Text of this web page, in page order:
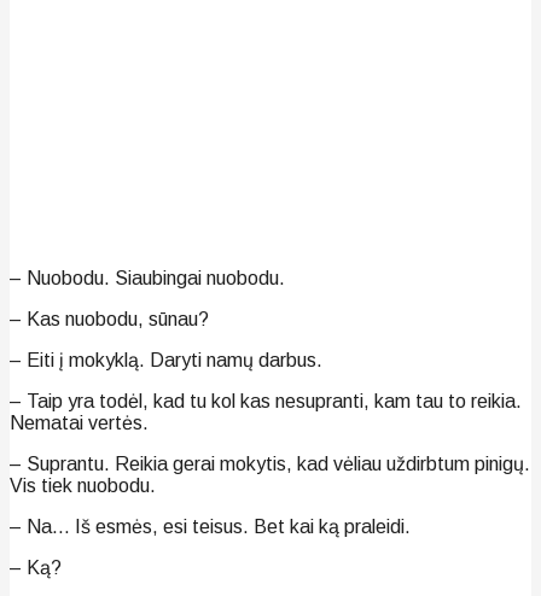
– Nuobodu. Siaubingai nuobodu.
– Kas nuobodu, sūnau?
– Eiti į mokyklą. Daryti namų darbus.
– Taip yra todėl, kad tu kol kas nesupranti, kam tau to reikia.
Nematai vertės.
– Suprantu. Reikia gerai mokytis, kad vėliau uždirbtum pinigų.
Vis tiek nuobodu.
– Na… Iš esmės, esi teisus. Bet kai ką praleidi.
– Ką?